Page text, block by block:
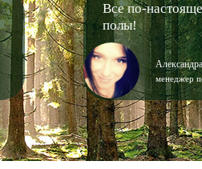
Все по-
полы!
менеджер